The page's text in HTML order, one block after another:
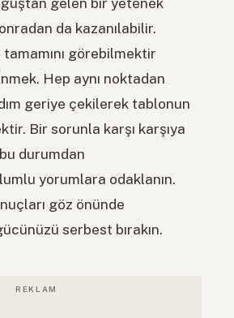
da kazanılabilir.
görebilmektir
Hep aynı noktadan
geriye çekilerek tablonun
Bir sorunla karşı karşıya
bu durumdan
yorumlara odaklanın.
göz önünde
serbest bırakın.